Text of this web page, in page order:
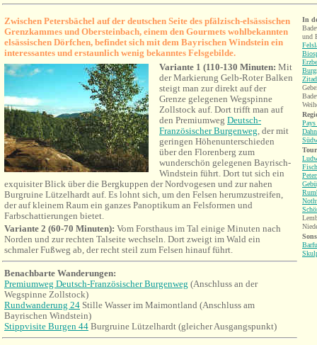
Zwischen Petersbächel auf der deutschen Seite des pfälzisch-elsässischen
Grenzkammes und Obersteinbach, einem den Gourmets wohlbekannten
elsässischen Dörfchen, befindet sich mit dem Bayrischen Windstein ein
interessantes und erstaunlich wenig bekanntes Felsgebilde.
Variante 1 (110-130 Minuten: Mit
der Markierung Gelb-Roter Balken
steigt man zur direkt auf der
Grenze gelegenen Wegspinne
Zollstock auf. Dort trifft man auf
den Premiumweg Deutsch-
Französischer Burgenweg, der mit
geringen Höhenunterschieden
über den Florenberg zum
wunderschön gelegenen Bayrisch-
Windstein führt. Dort tut sich ein
exquisiter Blick über die Bergkuppen der Nordvogesen und zur nahen
Burgruine Lützelhardt auf. Es lohnt sich, um den Felsen herumzustreifen,
der auf kleinem Raum ein ganzes Panoptikum an Felsformen und
Farbschattierungen bietet.
Variante 2 (60-70 Minuten): Vom Forsthaus im Tal einige Minuten nach
Norden und zur rechten Talseite wechseln. Dort zweigt im Wald ein
schmaler Fußweg ab, der recht steil zum Felsen hinauf führt.
Benachbarte Wanderungen:
Premiumweg Deutsch-Französischer Burgenweg (Anschluss an der
Wegspinne Zollstock)
Rundwanderung 24 Stille Wasser im Maimontland (Anschluss am
Bayrischen Windstein)
Stippvisite Burgen 44 Burgruine Lützelhardt (gleicher Ausgangspunkt)
In
und